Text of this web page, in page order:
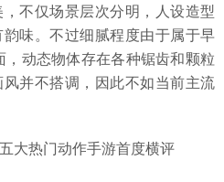
不仅场景层次分明，人设造型
味。不过细腻程度由于属于早
动态物体存在各种锯齿和颗粒
并不搭调，因此不如当前主流